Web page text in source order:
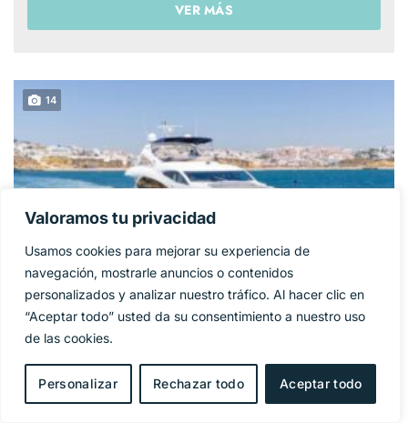
Valoramos tu privacidad
Usamos cookies para mejorar su experiencia de
navegación, mostrarle anuncios o contenidos
personalizados y analizar nuestro tráfico. Al hacer clic en
“Aceptar todo” usted da su consentimiento a nuestro uso
de las cookies.
Personalizar Rechazar todo Aceptar todo
VER MÁS
14
SUNSEEKER 86
YACHT